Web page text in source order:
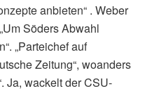
anbieten“ . Weber
Söders Abwahl
„Parteichef auf
Zeitung“, woanders
Ja, wackelt der CSU-